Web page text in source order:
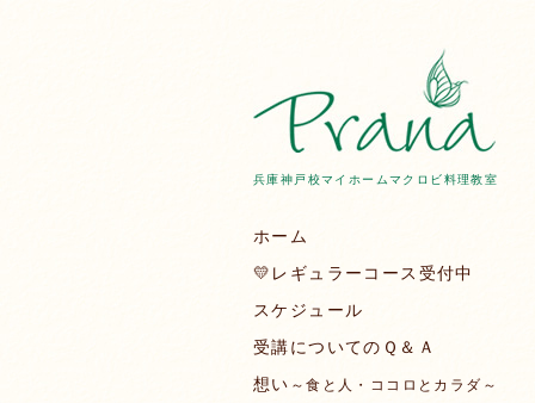
兵庫神戸校マイホームマクロビ料理教室
ホーム
💛レギュラーコース受付中
スケジュール
受講についてのＱ＆Ａ
想い ～食と人・ココロとカラダ～